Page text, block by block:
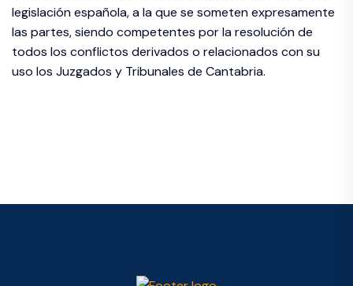
legislación española, a la que se someten expresamente
las partes, siendo competentes por la resolución de
todos los conflictos derivados o relacionados con su
uso los Juzgados y Tribunales de Cantabria.